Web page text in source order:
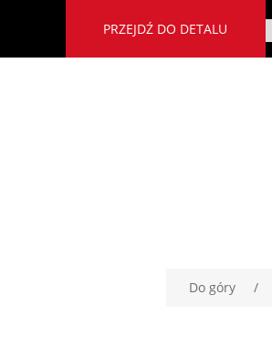
PRZEJDŹ DO DETALU
Do góry /